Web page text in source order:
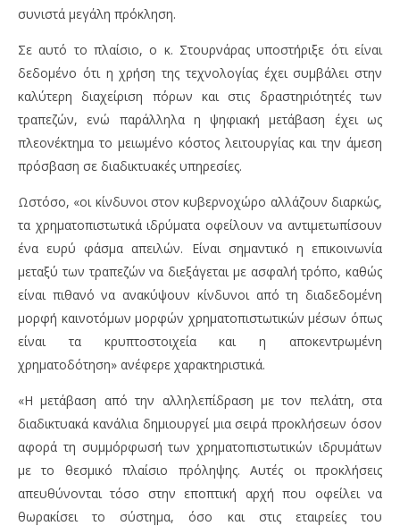
συνιστά μεγάλη πρόκληση.
Σε αυτό το πλαίσιο, ο κ. Στουρνάρας υποστήριξε ότι είναι
δεδομένο ότι η χρήση της τεχνολογίας έχει συμβάλει στην
καλύτερη διαχείριση πόρων και στις δραστηριότητές των
τραπεζών, ενώ παράλληλα η ψηφιακή μετάβαση έχει ως
πλεονέκτημα το μειωμένο κόστος λειτουργίας και την άμεση
πρόσβαση σε διαδικτυακές υπηρεσίες.
Ωστόσο, «οι κίνδυνοι στον κυβερνοχώρο αλλάζουν διαρκώς,
τα χρηματοπιστωτικά ιδρύματα οφείλουν να αντιμετωπίσουν
ένα ευρύ φάσμα απειλών. Είναι σημαντικό η επικοινωνία
μεταξύ των τραπεζών να διεξάγεται με ασφαλή τρόπο, καθώς
είναι πιθανό να ανακύψουν κίνδυνοι από τη διαδεδομένη
μορφή καινοτόμων μορφών χρηματοπιστωτικών μέσων όπως
είναι τα κρυπτοστοιχεία και η αποκεντρωμένη
χρηματοδότηση» ανέφερε χαρακτηριστικά.
«Η μετάβαση από την αλληλεπίδραση με τον πελάτη, στα
διαδικτυακά κανάλια δημιουργεί μια σειρά προκλήσεων όσον
αφορά τη συμμόρφωσή των χρηματοπιστωτικών ιδρυμάτων
με το θεσμικό πλαίσιο πρόληψης. Αυτές οι προκλήσεις
απευθύνονται τόσο στην εποπτική αρχή που οφείλει να
θωρακίσει το σύστημα, όσο και στις εταιρείες του